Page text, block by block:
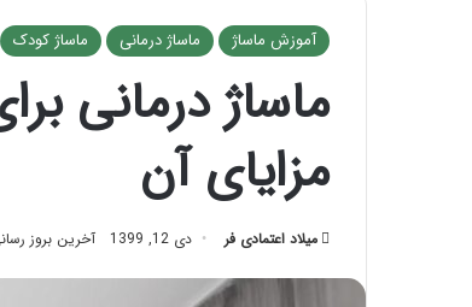
آموزش ماساژ ماساژ درمانی ماساژ کودک
ماساژ درمانی
مزایای آن
میلاد اعتمادی فر دی 12, 1399 آخرین بروز رسانی :
نحوه
ماساژ
تزریق
بایدها
تیر 28, 1404